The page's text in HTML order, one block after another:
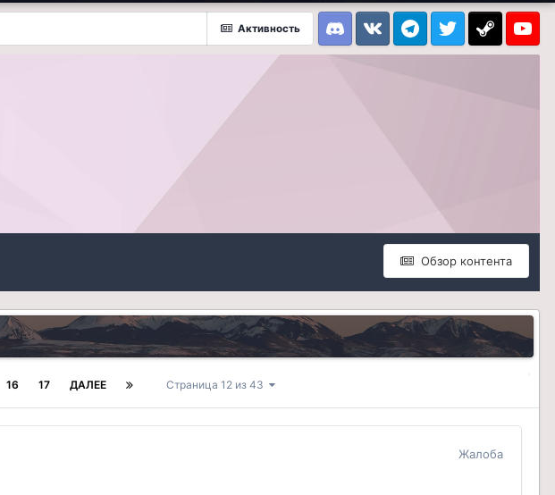
Активность
DiscordVK TelegramTwitter Steam
Обзор контента
16 17 ДАЛЕЕ Страница 12 из 43
Жалоба